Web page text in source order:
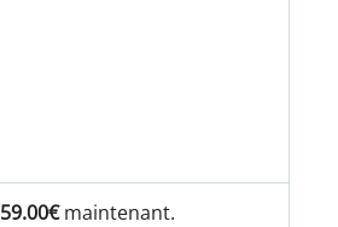
59.00€maintenant.